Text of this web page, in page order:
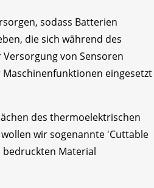
sodass Batterien
die sich während des
von Sensoren
eingesetzt
des thermoelektrischen
wir sogenannte 'Cuttable
bedruckten Material